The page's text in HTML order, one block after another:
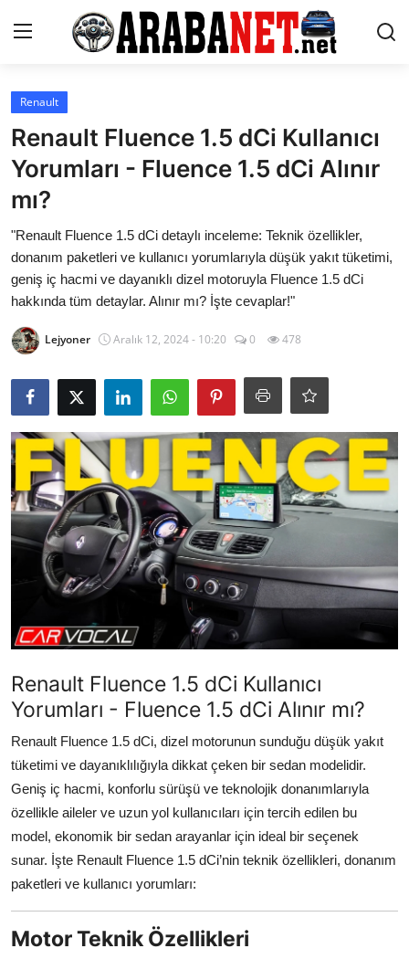
Giriş yapmak
Anasayfa
İletişim
Araba Markaları
Paketler
Kronik Sorunlar
Bakım & Arıza Çözümleri
İkinci El & Ekspertiz
Muayene & Emisyon
Trafik Cezaları & Mevzuat
Ehliyet & Ruhsat İşlemleri
Sigorta & Kasko
Yakıt, LPG & Elektrikli
Renault
Renault Fluence 1.5 dCi Kullanıcı
Yorumları - Fluence 1.5 dCi Alınır
mı?
"Renault Fluence 1.5 dCi detaylı inceleme: Teknik özellikler,
donanım paketleri ve kullanıcı yorumlarıyla düşük yakıt tüketimi,
geniş iç hacmi ve dayanıklı dizel motoruyla Fluence 1.5 dCi
hakkında tüm detaylar. Alınır mı? İşte cevaplar!"
Lejyoner Aralık 12, 2024 - 10:20 0 478
Renault Fluence 1.5 dCi Kullanıcı
Yorumları - Fluence 1.5 dCi Alınır mı?
Renault Fluence 1.5 dCi, dizel motorunun sunduğu düşük yakıt
tüketimi ve dayanıklılığıyla dikkat çeken bir sedan modelidir.
Geniş iç hacmi, konforlu sürüşü ve teknolojik donanımlarıyla
özellikle aileler ve uzun yol kullanıcıları için tercih edilen bu
model, ekonomik bir sedan arayanlar için ideal bir seçenek
sunar. İşte Renault Fluence 1.5 dCi’nin teknik özellikleri, donanım
paketleri ve kullanıcı yorumları:
Motor Teknik Özellikleri